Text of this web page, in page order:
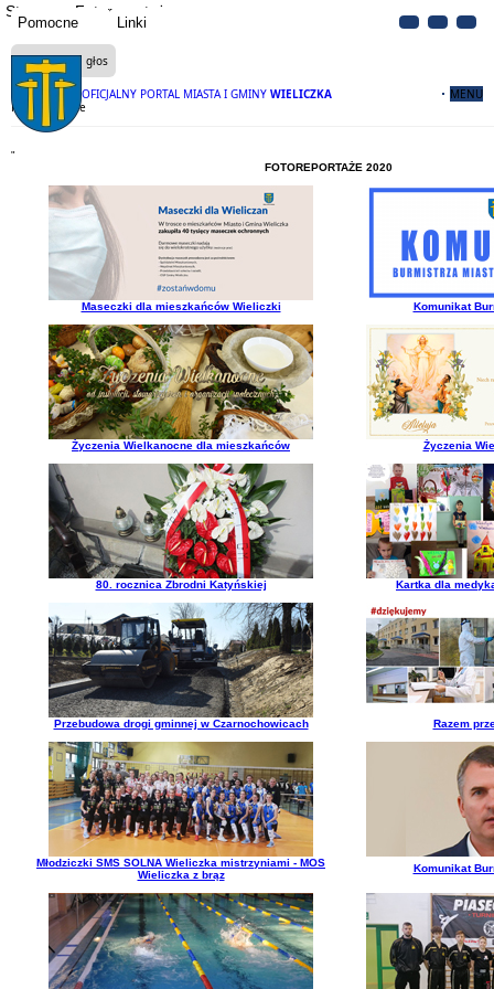
Pomocne Linki
OFICJALNY PORTAL MIASTA I GMINY WIELICZKA MENU
Strona Fotoreportaże
Czytaj na głos
Fotoreportaże
"
FOTOREPORTAŻE 2020
Maseczki dla mieszkańców Wieliczki Komunikat
Życzenia Wielkanocne dla mieszkańców Życzenia
80. rocznica Zbrodni Katyńskiej Kartka dla
Przebudowa drogi gminnej w Czarnochowicach Razem
Młodziczki SMS SOLNA Wieliczka mistrzyniami - MOS
Wieliczka z brąz
Komunikat